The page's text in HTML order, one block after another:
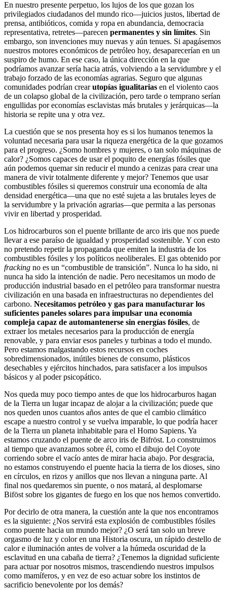
En nuestro presente perpetuo, los lujos de los que gozan los
privilegiados ciudadanos del mundo rico—juicios justos, libertad de
prensa, antibióticos, comida y ropa en abundancia, democracia
representativa, retretes—parecen permanentes y sin límites. Sin
embargo, son invenciones muy nuevas y aún tenues. Si apagásemos
nuestros motores económicos de petróleo hoy, desaparecerían en un
suspiro de humo. En ese caso, la única dirección en la que
podríamos avanzar sería hacia atrás, volviendo a la servidumbre y el
trabajo forzado de las economías agrarias. Seguro que algunas
comunidades podrían crearutopías igualitarias en el violento caos
de un colapso global de la civilización, pero tarde o temprano serían
engullidas por economías esclavistas más brutales y jerárquicas—la
historia se repite una y otra vez.
La cuestión que se nos presenta hoy es si los humanos tenemos la
voluntad necesaria para usar la riqueza energética de la que gozamos
para el progreso. ¿Somo hombres y mujeres, o tan solo máquinas de
calor? ¿Somos capaces de usar el poquito de energías fósiles que
aún podemos quemar sin reducir el mundo a cenizas para crear una
manera de vivir totalmente diferente y mejor? Tenemos que usar
combustibles fósiles si queremos construir una economía de alta
densidad energética—una que no esté sujeta a las brutales leyes de
la servidumbre y la privación agrarias—que permita a las personas
vivir en libertad y prosperidad.
Los hidrocarburos son el puente brillante de arco iris que nos puede
llevar a ese paraíso de igualdad y prosperidad sostenible. Y con esto
no pretendo repetir la propaganda que emiten la industria de los
combustibles fósiles y los políticos neoliberales. El gas obtenido por
fracking no es un “combustible de transición”. Nunca lo ha sido, ni
nunca ha sido la intención de nadie. Pero necesitamos un modo de
producción industrial basado en el petróleo para transformar nuestra
civilización en una basada en infraestructuras no dependientes del
carbono. Necesitamos petróleo y gas para manufacturar los
suficientes paneles solares para impulsar una economía
compleja capaz de automantenerse sin energías fósiles, de
extraer los metales necesarios para la producción de energía
renovable, y para enviar esos paneles y turbinas a todo el mundo.
Pero estamos malgastando estos recursos en coches
sobredimensionados, inútiles bienes de consumo, plásticos
desechables y ejércitos hinchados, para satisfacer a los impulsos
básicos y al poder psicopático.
Nos queda muy poco tiempo antes de que los hidrocarburos hagan
de la Tierra un lugar incapaz de alojar a la civilización; puede que
nos queden unos cuantos años antes de que el cambio climático
escape a nuestro control y se vuelva imparable, lo que podría hacer
de la Tierra un planeta inhabitable para el Homo Sapiens. Ya
estamos cruzando el puente de arco iris de Bifröst. Lo construimos
al tiempo que avanzamos sobre él, como el dibujo del Coyote
corriendo sobre el vacío antes de mirar hacia abajo. Por desgracia,
no estamos construyendo el puente hacia la tierra de los dioses, sino
en círculos, en rizos y anillos que nos llevan a ninguna parte. Al
final nos quedaremos sin puente, o nos matará, al desplomarse
Biföst sobre los gigantes de fuego en los que nos hemos convertido.
Por decirlo de otra manera, la cuestión ante la que nos encontramos
es la siguiente: ¿Nos servirá esta explosión de combustibles fósiles
como puente hacia un mundo mejor? ¿O será tan solo un breve
orgasmo de luz y color en una Historia oscura, un rápido destello de
calor e iluminación antes de volver a la húmeda oscuridad de la
esclavitud en una cabaña de tierra? ¿Tenemos la dignidad suficiente
para actuar por nosotros mismos, trascendiendo nuestros impulsos
como mamíferos, y en vez de eso actuar sobre los instintos de
sacrificio benevolente por los demás?